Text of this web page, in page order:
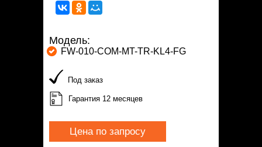
Модель:
FW-010-COM-MT-TR-KL4-FG
Под заказ
Гарантия 12 месяцев
Цена по запросу